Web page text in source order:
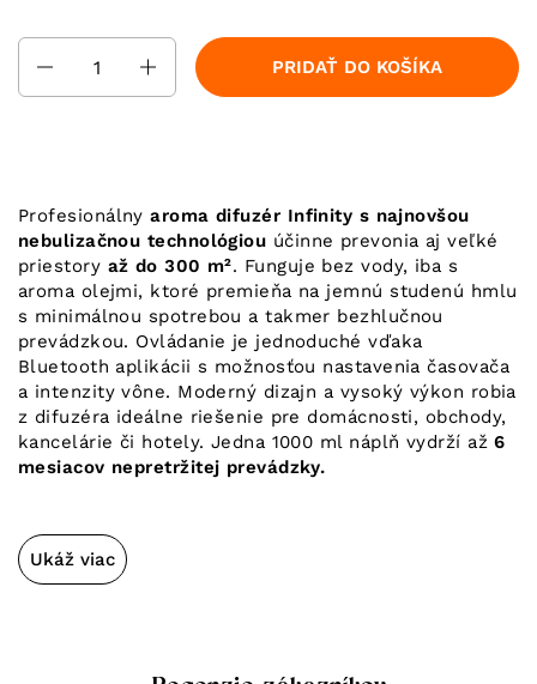
PRIDAŤ DO KOŠÍKA
Profesionálnyaroma difuzér Infinity s najnovšou
nebulizačnou technológiou účinne prevonia aj veľké
priestory až do 300 m². Funguje bez vody, iba s
aroma olejmi, ktoré premieňa na jemnú studenú hmlu
s minimálnou spotrebou a takmer bezhlučnou
prevádzkou. Ovládanie je jednoduché vďaka
Bluetooth aplikácii s možnosťou nastavenia časovača
a intenzity vône. Moderný dizajn a vysoký výkon robia
z difuzéra ideálne riešenie pre domácnosti, obchody,
kancelárie či hotely. Jedna 1000 ml náplň vydrží až6
mesiacov nepretržitej prevádzky.
Ukáž viac